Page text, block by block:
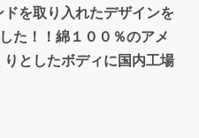
を取り入れたデザインを
た！！綿１００％のアメ
としたボディに国内工場